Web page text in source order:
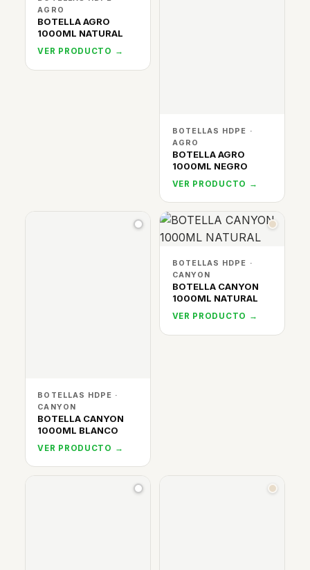
AGRO
BOTELLA AGRO
1000ML NATURAL
VER PRODUCTO →
BOTELLAS HDPE ·
AGRO
BOTELLA AGRO
1000ML NEGRO
VER PRODUCTO →
BOTELLAS HDPE ·
CANYON
BOTELLA CANYON
1000ML BLANCO
VER PRODUCTO →
BOTELLAS HDPE ·
CANYON
BOTELLA CANYON
1000ML NATURAL
VER PRODUCTO →